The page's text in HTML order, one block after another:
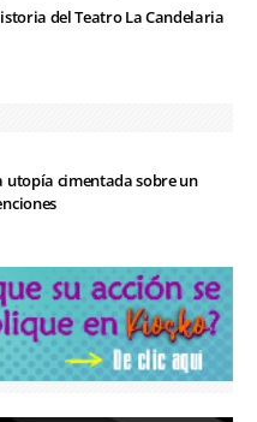
del Teatro La Candelaria
utopía cimentada sobre un